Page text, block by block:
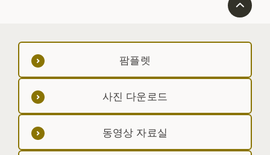
팜플렛
사진 다운로드
동영상 자료실